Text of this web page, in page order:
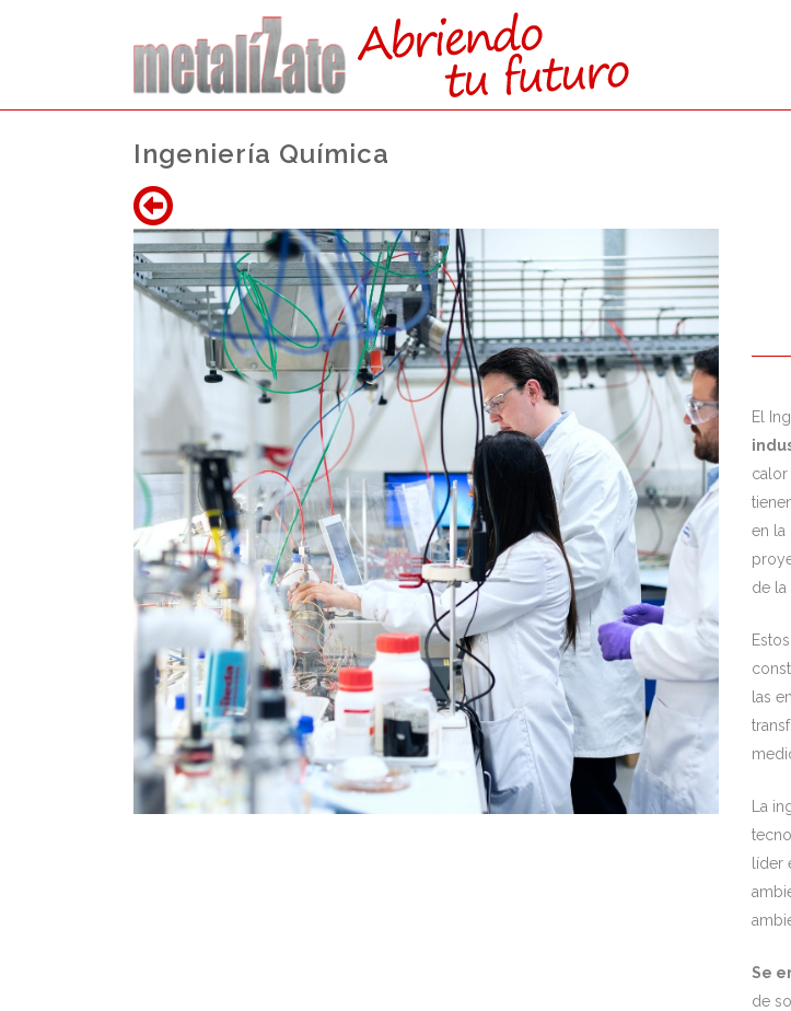
Ingeniería Química
ACCEDEDIRECTAMENTE:
DESDE FP (GRADO SUPERIOR)
Nota media del Ciclo Formativo + 10% ó 20%de la nota obtenida
en las materias de laprueba voluntaria de la EvAU / EBAU / PAU
El
calor
en la
de la
las
La
líder
Se
de